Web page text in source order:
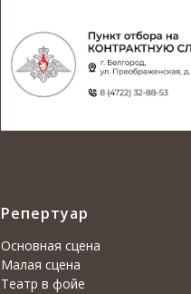
Репертуар
Основная сцена
Малая сцена
Театр в фойе